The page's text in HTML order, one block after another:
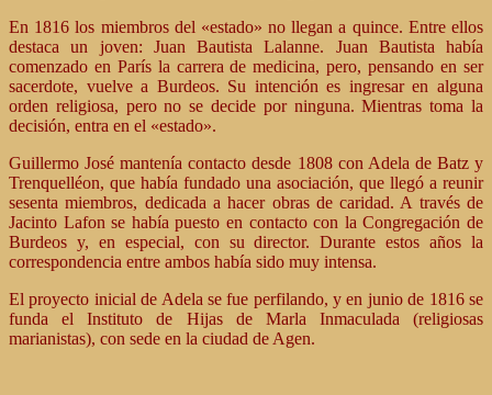
En 1816 los miembros del «estado» no llegan a quince. Entre ellos
destaca un joven: Juan Bautista Lalanne. Juan Bautista había
comenzado en París la carrera de medicina, pero, pensando en ser
sacerdote, vuelve a Burdeos. Su intención es ingresar en alguna
orden religiosa, pero no se decide por ninguna. Mientras toma la
decisión, entra en el «estado».
Guillermo José mantenía contacto desde 1808 con Adela de Batz y
Trenquelléon, que había fundado una asociación, que llegó a reunir
sesenta miembros, dedicada a hacer obras de caridad. A través de
Jacinto Lafon se había puesto en contacto con la Congregación de
Burdeos y, en especial, con su director. Durante estos años la
correspondencia entre ambos había sido muy intensa.
El proyecto inicial de Adela se fue perfilando, y en junio de 1816 se
funda el Instituto de Hijas de Marla Inmaculada (religiosas
marianistas), con sede en la ciudad de Agen.